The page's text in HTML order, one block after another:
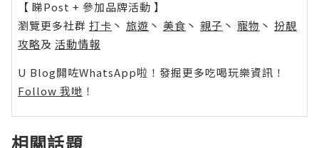
【 睇Post + 參加品牌活動 】
瀏覽更多社群 打卡 丶 旅遊 丶 美食 丶 親子 丶 寵物 丶 扮靚
攻略及 活動情報
U Blog開咗WhatsApp啦！發掘更多吃喝玩樂資訊！
Follow 我哋 ！